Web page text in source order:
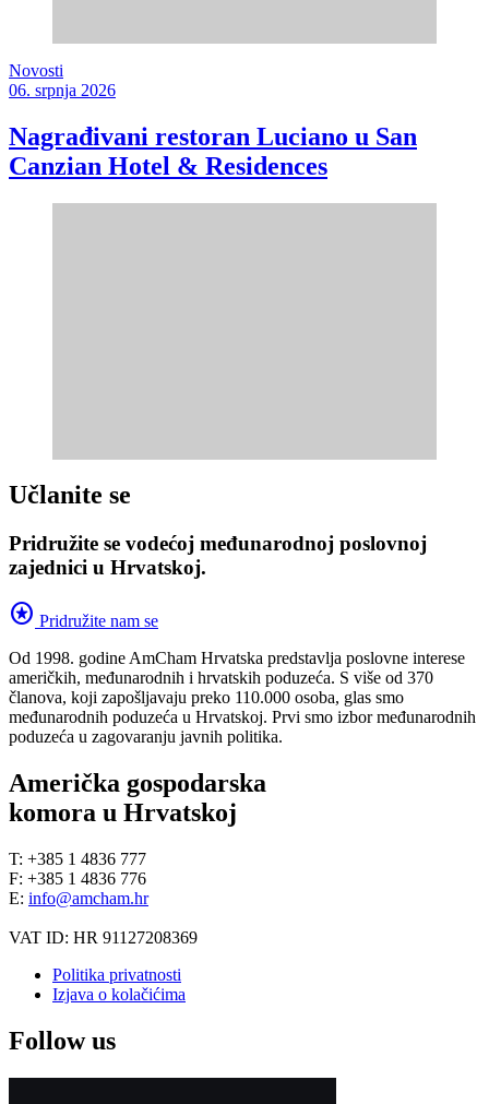
Novosti
06. srpnja 2026
Nagrađivani restoran Luciano u San
Canzian Hotel & Residences
Učlanite se
Pridružite se vodećoj međunarodnoj poslovnoj
zajednici u Hrvatskoj.
stars Pridružite nam se
Od 1998. godine AmCham Hrvatska predstavlja poslovne interese
američkih, međunarodnih i hrvatskih poduzeća. S više od 370
članova, koji zapošljavaju preko 110.000 osoba, glas smo
međunarodnih poduzeća u Hrvatskoj. Prvi smo izbor međunarodnih
poduzeća u zagovaranju javnih politika.
Američka gospodarska
komora u Hrvatskoj
T: +385 1 4836 777
F: +385 1 4836 776
E: info@amcham.hr
VAT ID: HR 91127208369
Politika privatnosti
Izjava o kolačićima
Follow us